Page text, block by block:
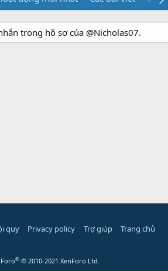
trong hồ sơ của @Nicholas07.
quy Privacy policy Trợ giúp Trang chủ
® © 2010-2021 XenForo Ltd.